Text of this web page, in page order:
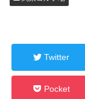
Twitter
Pocket